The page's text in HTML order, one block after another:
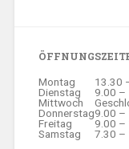
Montag
13.30
Dienstag
9.00 –
Mittwoch
Donnerstag9.00 –
Freitag
9.00 –
Samstag
7.30 –